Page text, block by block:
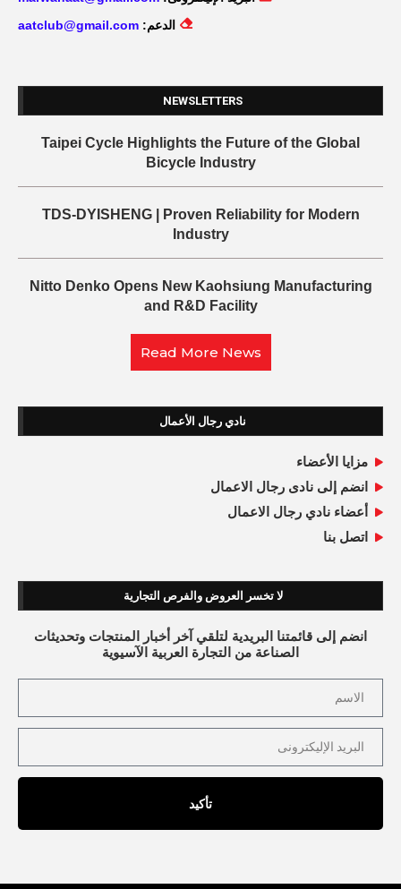
الدعم: aatclub@gmail.com
NEWSLETTERS
Taipei Cycle Highlights the Future of the Global
Bicycle Industry
TDS-DYISHENG | Proven Reliability for Modern
Industry
Nitto Denko Opens New Kaohsiung Manufacturing
and R&D Facility
Read More News
نادي رجال الأعمال
مزايا الأعضاء
انضم إلى نادى رجال الاعمال
أعضاء نادي رجال الاعمال
اتصل بنا
لا تخسر العروض والفرص التجارية
انضم إلى قائمتنا البريدية لتلقي آخر أخبار المنتجات وتحديثات
الصناعة من التجارة العربية الآسيوية
تأكيد